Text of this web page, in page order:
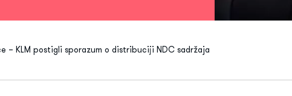
– KLM postigli sporazum o distribuciji NDC sadržaja